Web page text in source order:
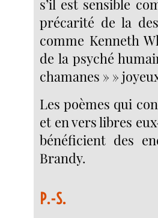
s’il est sensible
précarité de la
comme Kenneth
de la psyché
chamanes » »
Les poèmes qui
et en vers libres
bénéficient des
Brandy.
P.-S.